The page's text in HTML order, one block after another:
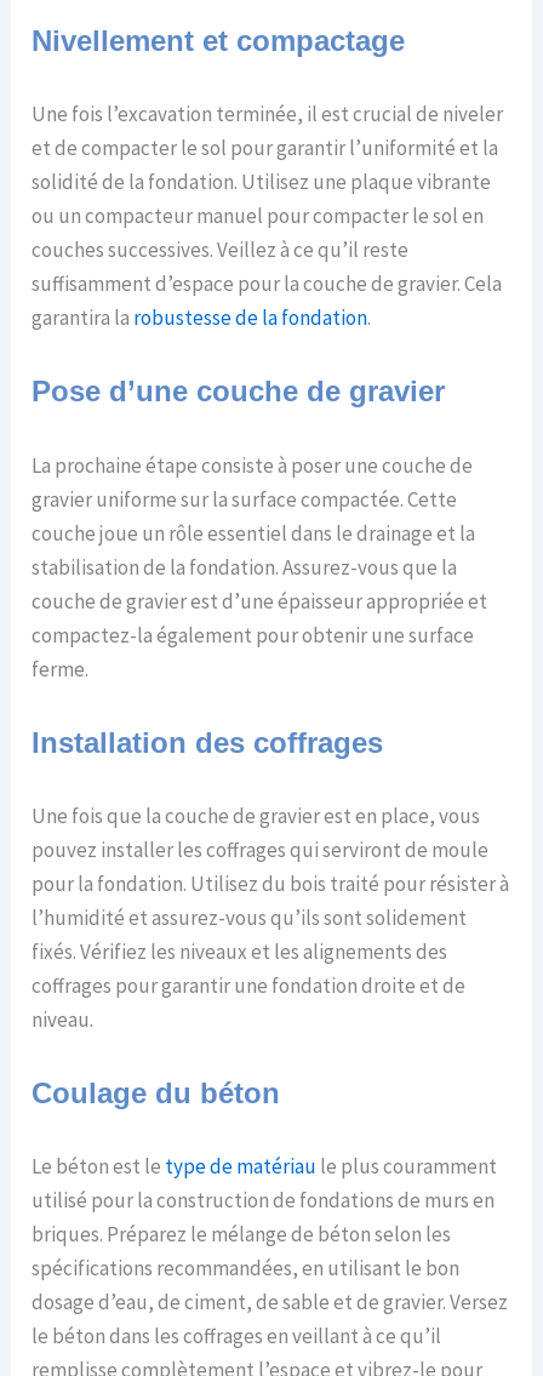
Nivellement et compactage
Une fois l’excavation terminée, il est crucial de niveler
et de compacter le sol pour garantir l’uniformité et la
solidité de la fondation. Utilisez une plaque vibrante
ou un compacteur manuel pour compacter le sol en
couches successives. Veillez à ce qu’il reste
suffisamment d’espace pour la couche de gravier. Cela
garantira la robustesse de la fondation.
Pose d’une couche de gravier
La prochaine étape consiste à poser une couche de
gravier uniforme sur la surface compactée. Cette
couche joue un rôle essentiel dans le drainage et la
stabilisation de la fondation. Assurez-vous que la
couche de gravier est d’une épaisseur appropriée et
compactez-la également pour obtenir une surface
ferme.
Installation des coffrages
Une fois que la couche de gravier est en place, vous
pouvez installer les coffrages qui serviront de moule
pour la fondation. Utilisez du bois traité pour résister à
l’humidité et assurez-vous qu’ils sont solidement
fixés. Vérifiez les niveaux et les alignements des
coffrages pour garantir une fondation droite et de
niveau.
Coulage du béton
Le béton est le type dematériau le plus couramment
utilisé pour la construction de fondations de murs en
briques. Préparez le mélange de béton selon les
spécifications recommandées, en utilisant le bon
dosage d’eau, de ciment, de sable et de gravier. Versez
le béton dans les coffrages en veillant à ce qu’il
remplisse complètement l’espace et vibrez-le pour